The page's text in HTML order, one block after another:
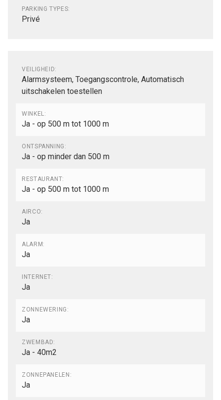
PARKING TYPES:
Privé
Comfort
VEILIGHEID:
Alarmsysteem, Toegangscontrole, Automatisch
uitschakelen toestellen
WINKEL:
Ja - op 500 m tot 1000 m
ONTSPANNING:
Ja - op minder dan 500 m
RESTAURANT:
Ja - op 500 m tot 1000 m
AIRCO:
Ja
ALARM:
Ja
INTERNET:
Ja
ZONNEWERING:
Ja
ZWEMBAD:
Ja - 40m2
ZONNEPANELEN:
Ja